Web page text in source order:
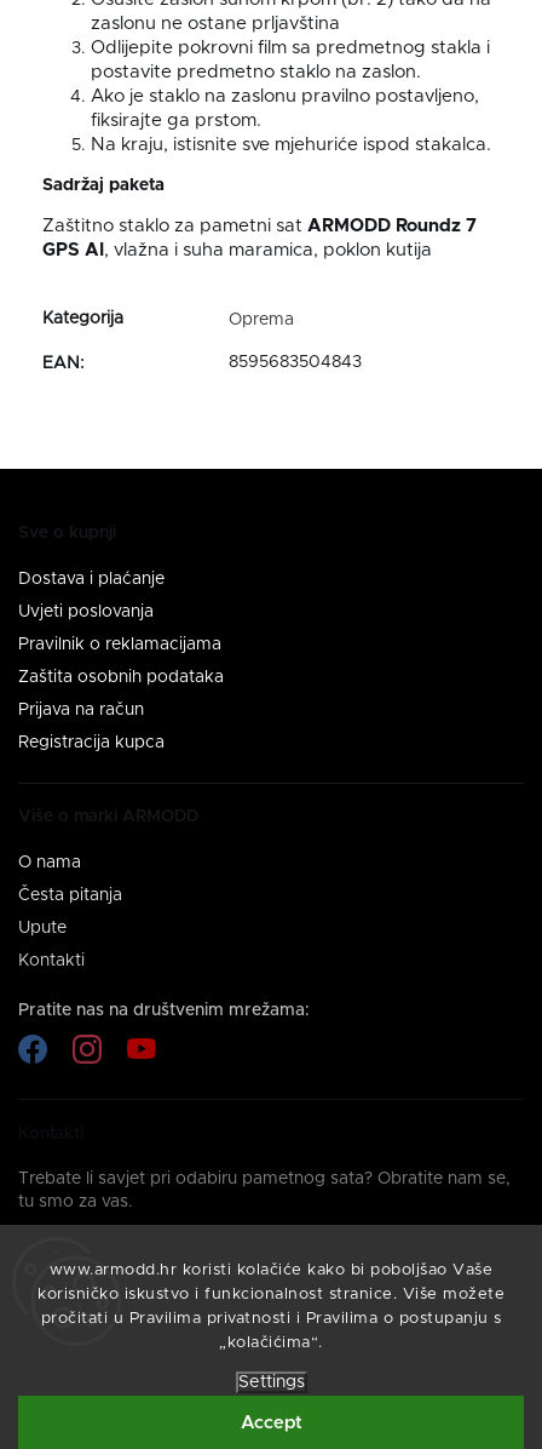
www.armodd.hr koristi kolačiće kako bi poboljšao Vaše
korisničko iskustvo i funkcionalnost stranice. Više možete
pročitati u Pravilima privatnosti i Pravilima o postupanju s
„kolačićima“.
Settings
Accept
zaslonu ne ostane prljavština
Odlijepite pokrovni film sa predmetnog stakla i
postavite predmetno staklo na zaslon.
Ako je staklo na zaslonu pravilno postavljeno,
fiksirajte ga prstom.
Na kraju, istisnite sve mjehuriće ispod stakalca.
Sadržaj paketa
Zaštitno staklo za pametni sat ARMODD Roundz 7
GPS AI , vlažna i suha maramica, poklon kutija
Oprema
EAN : 8595683504843
Sve o kupnji
Dostava i plaćanje
Uvjeti poslovanja
Pravilnik o reklamacijama
Zaštita osobnih podataka
Prijava na račun
Registracija kupca
Više o marki ARMODD
O nama
Česta pitanja
Upute
Kontakti
Pratite nas na društvenim mrežama:
Trebate li savjet pri odabiru pametnog sata? Obratite nam se,
tu smo za vas.
Odgovorit ćemo vam u roku od 24 sata.
VytvořilShoptet| DesignShoptak.cz